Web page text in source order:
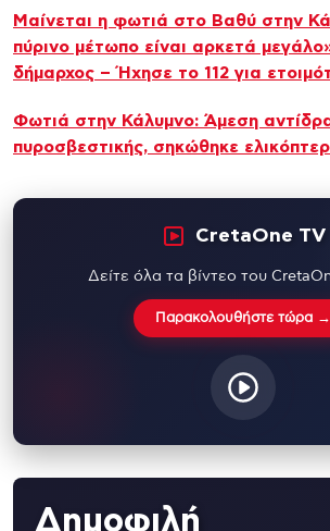
Μαίνεται η φωτιά στο Βαθύ στην
πύρινο μέτωπο είναι αρκετά
δήμαρχος – Ήχησε το 112 για
Φωτιά στην Κάλυμνο: Άμεση
πυροσβεστικής, σηκώθηκε
CretaOne TV
Δείτε όλα τα βίντεο του
Παρακολουθήστε τώρα →
Δημοφιλή